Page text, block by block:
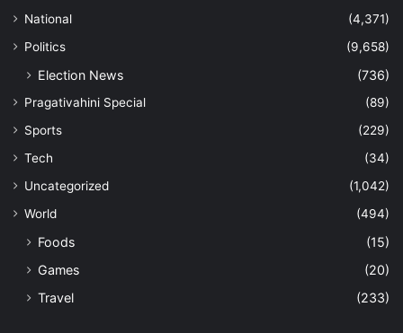
National
(4,371)
Politics
(9,658)
Election News (736)
Pragativahini Special
(89)
Sports
(229)
Tech
(34)
Uncategorized
(1,042)
World
(494)
Foods
(15)
Games
(20)
Travel
(233)